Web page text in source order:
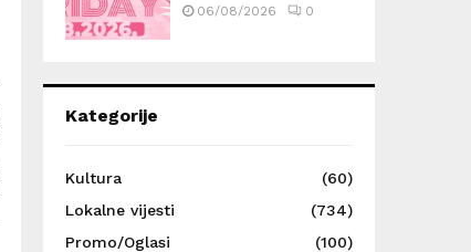
06/08/2026 0
Kategorije
Kultura
(60)
Lokalne vijesti
(734)
Promo/Oglasi
(100)